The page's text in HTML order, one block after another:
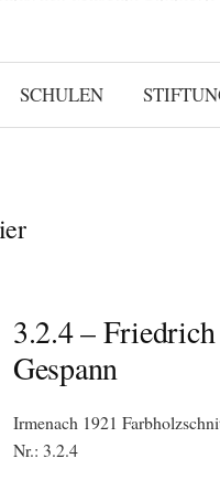
SCHULEN
3.2.4 –
Gespann
Irmenach 1921
Nr.: 3.2.4